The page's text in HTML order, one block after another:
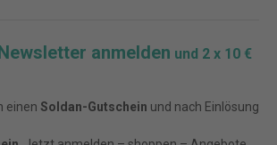
anmelden und 2 x 10 €
einen Soldan-Gutschein und nach Einlösung